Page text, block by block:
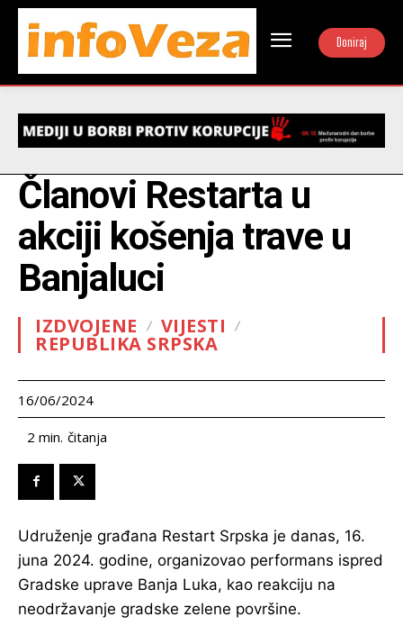
Doniraj
Članovi Restarta u
akciji košenja trave u
Banjaluci
IZDVOJENE VIJESTI
REPUBLIKA SRPSKA
16/06/2024
2 min. čitanja
Udruženje građana Restart Srpska je danas, 16.
juna 2024. godine, organizovao performans ispred
Gradske uprave Banja Luka, kao reakciju na
neodržavanje gradske zelene površine.